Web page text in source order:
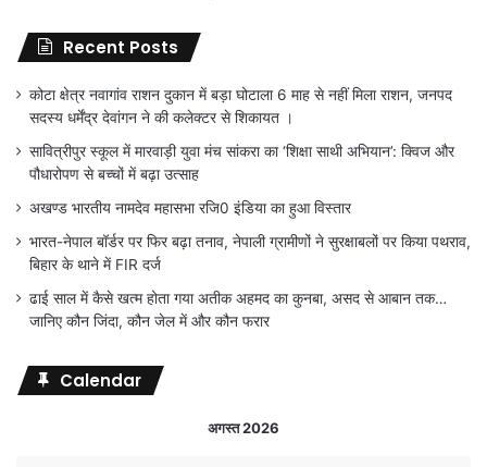
Recent Posts
कोटा क्षेत्र नवागांव राशन दुकान में बड़ा घोटाला 6 माह से नहीं मिला राशन, जनपद
सदस्य धर्मेंद्र देवांगन ने की कलेक्टर से शिकायत ।
सावित्रीपुर स्कूल में मारवाड़ी युवा मंच सांकरा का ‘शिक्षा साथी अभियान’: क्विज और
पौधारोपण से बच्चों में बढ़ा उत्साह
अखण्ड भारतीय नामदेव महासभा रजि0 इंडिया का हुआ विस्तार
भारत-नेपाल बॉर्डर पर फिर बढ़ा तनाव, नेपाली ग्रामीणों ने सुरक्षाबलों पर किया पथराव,
बिहार के थाने में FIR दर्ज
ढाई साल में कैसे खत्म होता गया अतीक अहमद का कुनबा, असद से आबान तक…
जानिए कौन जिंदा, कौन जेल में और कौन फरार
Calendar
अगस्त 2026